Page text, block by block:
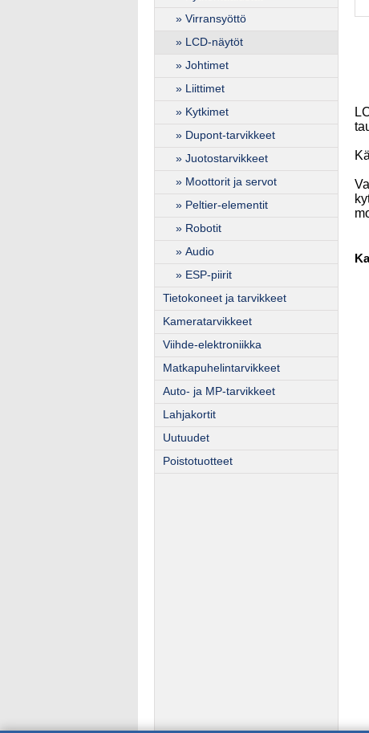
» Virransyöttö
» LCD-näytöt
» Johtimet
» Liittimet
» Kytkimet
» Dupont-tarvikkeet
» Juotostarvikkeet
» Moottorit ja servot
» Peltier-elementit
» Robotit
» Audio
» ESP-piirit
Tietokoneet ja tarvikkeet
Kameratarvikkeet
Viihde-elektroniikka
Matkapuhelintarvikkeet
Auto- ja MP-tarvikkeet
Lahjakortit
Uutuudet
Poistotuotteet